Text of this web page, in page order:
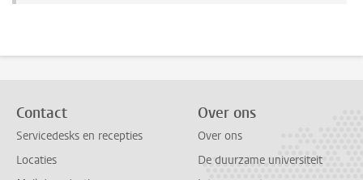
Contact
Servicedesks en recepties
Locaties
Over ons
Over ons
De duurzame universiteit